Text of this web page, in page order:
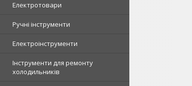
Електротовари
Ручні інструменти
Електроінструменти
Інструменти для ремонту
холодильників